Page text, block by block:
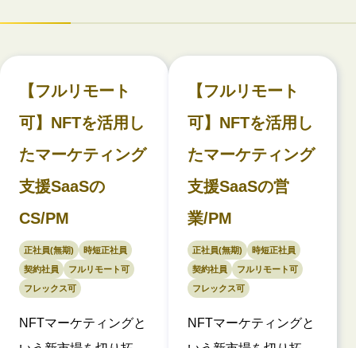
【フルリモート
可】NFTを活用し
たマーケティング
支援SaaSの
CS/PM
正社員(無期)
時短正社員
契約社員
フルリモート可
フレックス可
NFTマーケティングと
【フルリモート
可】NFTを活用し
たマーケティング
支援SaaSの営
業/PM
正社員(無期)
時短正社員
契約社員
フルリモート可
フレックス可
NFTマーケティングと